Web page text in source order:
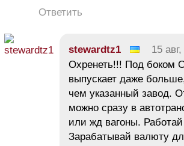
Ответить
stewardtz1 15
Охренеть!!! Под боком
выпускает даже
чем указанный завод.
можно сразу в
или жд вагоны.
Зарабатывай валюту